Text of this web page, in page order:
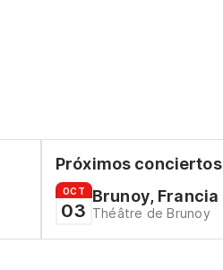
Próximos conciertos
OCT
03
Brunoy, Francia
Théâtre de Brunoy